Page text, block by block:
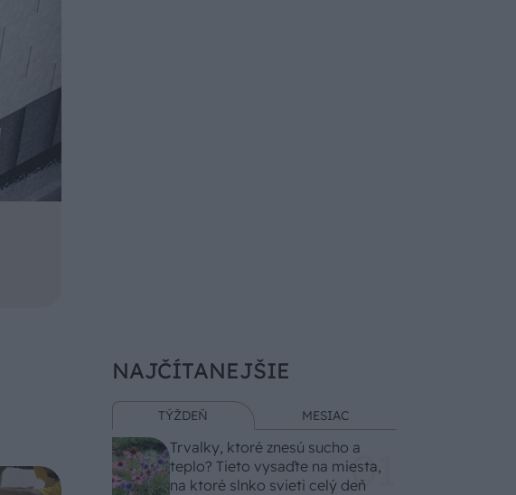
NAJČÍTANEJŠIE
TÝŽDEŇ MESIAC
Trvalky, ktoré znesú sucho a
teplo? Tieto vysaďte na miesta,
na ktoré slnko svieti celý deň